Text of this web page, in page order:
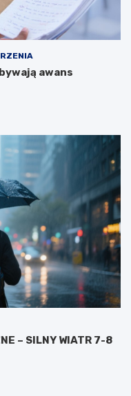
awans
– SILNY WIATR 7-8